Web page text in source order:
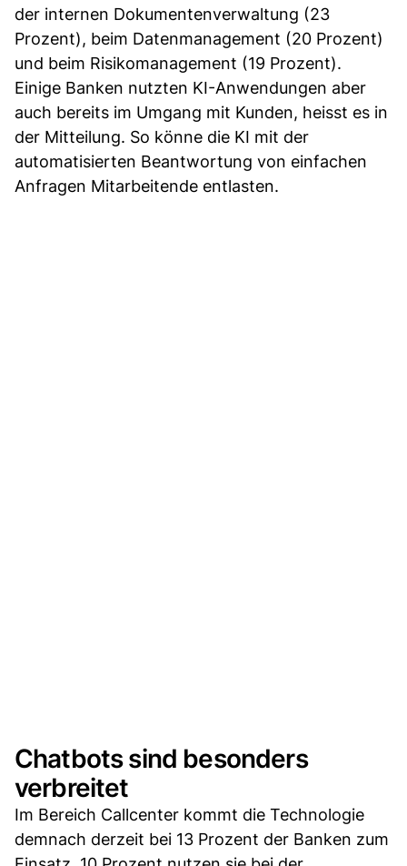
der internen Dokumentenverwaltung (23
Prozent), beim Datenmanagement (20 Prozent)
und beim Risikomanagement (19 Prozent).
Einige Banken nutzten KI-Anwendungen aber
auch bereits im Umgang mit Kunden, heisst es in
der Mitteilung. So könne die KI mit der
automatisierten Beantwortung von einfachen
Anfragen Mitarbeitende entlasten.
Chatbots sind besonders
verbreitet
Im Bereich Callcenter kommt die Technologie
demnach derzeit bei 13 Prozent der Banken zum